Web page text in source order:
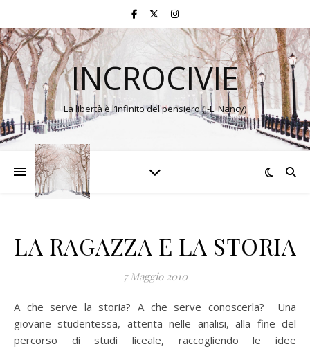
INCROCIVIE
La libertà è l’infinito del pensiero (J-L. Nancy)
LA RAGAZZA E LA STORIA
7 Maggio 2010
A che serve la storia? A che serve conoscerla? Una
giovane studentessa, attenta nelle analisi, alla fine del
percorso di studi liceale, raccogliendo le idee